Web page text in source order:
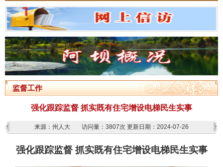
监督工作
强化跟踪监督 抓实既有住宅增设电梯民生实事
来源：州人大 访问量： 3807次 更新日期：2024-07-26
强化跟踪监督 抓实既有住宅增设电梯民生实事